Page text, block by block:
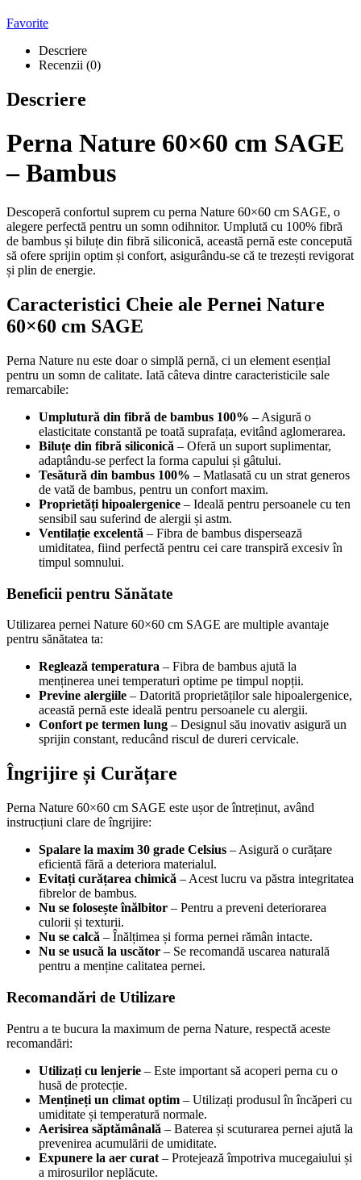
Favorite
Descriere
Recenzii (0)
Descriere
Perna Nature 60×60 cm SAGE
– Bambus
Descoperă confortul suprem cu perna Nature 60×60 cm SAGE, o
alegere perfectă pentru un somn odihnitor. Umplută cu 100% fibră
de bambus și biluțe din fibră siliconică, această pernă este concepută
să ofere sprijin optim și confort, asigurându-se că te trezești revigorat
și plin de energie.
Caracteristici Cheie ale Pernei Nature
60×60 cm SAGE
Perna Nature nu este doar o simplă pernă, ci un element esențial
pentru un somn de calitate. Iată câteva dintre caracteristicile sale
remarcabile:
Umplutură din fibră de bambus 100% – Asigură o
elasticitate constantă pe toată suprafața, evitând aglomerarea.
Biluțe din fibră siliconică – Oferă un suport suplimentar,
adaptându-se perfect la forma capului și gâtului.
Tesătură din bambus 100% – Matlasată cu un strat generos
de vată de bambus, pentru un confort maxim.
Proprietăți hipoalergenice – Ideală pentru persoanele cu ten
sensibil sau suferind de alergii și astm.
Ventilație excelentă – Fibra de bambus dispersează
umiditatea, fiind perfectă pentru cei care transpiră excesiv în
timpul somnului.
Beneficii pentru Sănătate
Utilizarea pernei Nature 60×60 cm SAGE are multiple avantaje
pentru sănătatea ta:
Reglează temperatura – Fibra de bambus ajută la
menținerea unei temperaturi optime pe timpul nopții.
Previne alergiile – Datorită proprietăților sale hipoalergenice,
această pernă este ideală pentru persoanele cu alergii.
Confort pe termen lung – Designul său inovativ asigură un
sprijin constant, reducând riscul de dureri cervicale.
Îngrijire și Curățare
Perna Nature 60×60 cm SAGE este ușor de întreținut, având
instrucțiuni clare de îngrijire:
Spalare la maxim 30 grade Celsius – Asigură o curățare
eficientă fără a deteriora materialul.
Evitați curățarea chimică – Acest lucru va păstra integritatea
fibrelor de bambus.
Nu se folosește înălbitor – Pentru a preveni deteriorarea
culorii și texturii.
Nu se calcă – Înălțimea și forma pernei rămân intacte.
Nu se usucă la uscător – Se recomandă uscarea naturală
pentru a menține calitatea pernei.
Recomandări de Utilizare
Pentru a te bucura la maximum de perna Nature, respectă aceste
recomandări:
Utilizați cu lenjerie – Este important să acoperi perna cu o
husă de protecție.
Mențineți un climat optim – Utilizați produsul în încăperi cu
umiditate și temperatură normale.
Aerisirea săptămânală – Baterea și scuturarea pernei ajută la
prevenirea acumulării de umiditate.
Expunere la aer curat – Protejează împotriva mucegaiului și
a mirosurilor neplăcute.